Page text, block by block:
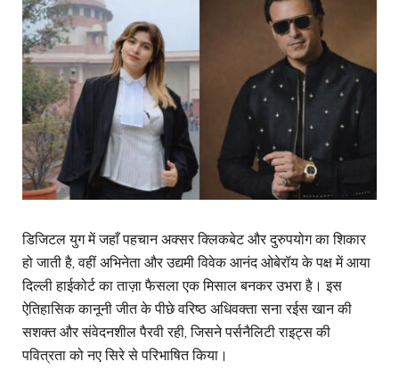
डिजिटल युग में जहाँ पहचान अक्सर क्लिकबेट और दुरुपयोग का शिकार
हो जाती है, वहीं अभिनेता और उद्यमी विवेक आनंद ओबेरॉय के पक्ष में आया
दिल्ली हाईकोर्ट का ताज़ा फैसला एक मिसाल बनकर उभरा है। इस
ऐतिहासिक कानूनी जीत के पीछे वरिष्ठ अधिवक्ता सना रईस खान की
सशक्त और संवेदनशील पैरवी रही, जिसने पर्सनैलिटी राइट्स की
पवित्रता को नए सिरे से परिभाषित किया।